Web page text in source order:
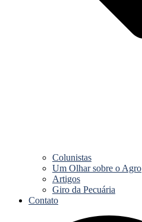
Colunistas
Um Olhar sobre o Agro
Artigos
Giro da Pecuária
Contato